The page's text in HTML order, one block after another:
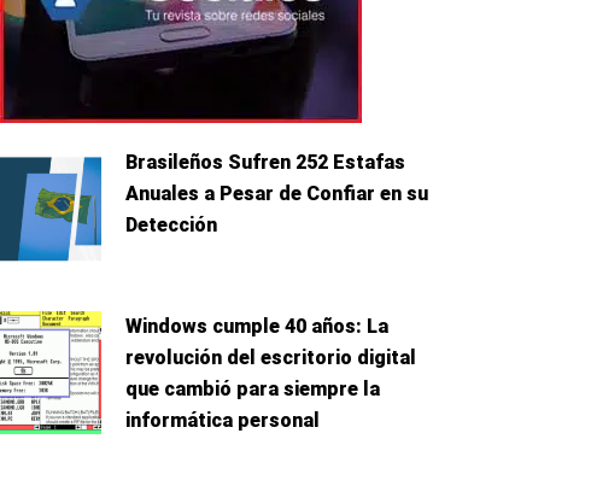
Brasileños Sufren 252 Estafas
Anuales a Pesar de Confiar en su
Detección
Windows cumple 40 años: La
revolución del escritorio digital
que cambió para siempre la
informática personal